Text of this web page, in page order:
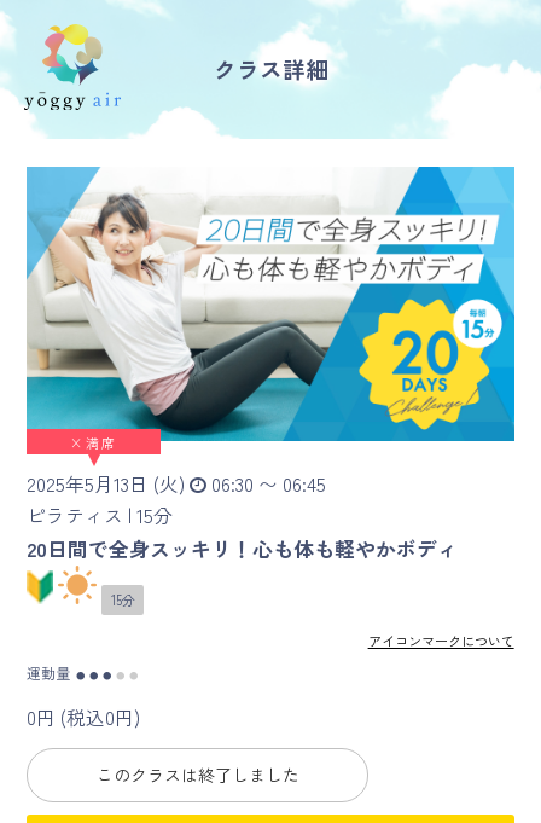
受講の流れ
料金について
インストラクター一覧
FAQ / お問い合わせ
yoggy store
yoggy magazine
yoggy mommy
マイページ
会員規約について
クラス参加にあたっての同意書
クラス詳細
2025年5月13日 (火)
06:30 〜 06:45
ピラティス | 15分
20日間で全身スッキリ！心も体も軽やかボディ
15分
アイコンマークについて
運動量 ● ● ● ● ●
0円 (税込0円)
× 満席
このクラスは終了しました